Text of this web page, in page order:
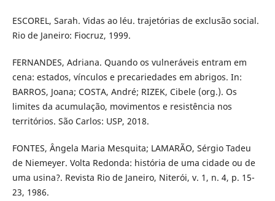
ESCOREL, Sarah. Vidas ao léu. trajetórias de exclusão social.
Rio de Janeiro: Fiocruz, 1999.
FERNANDES, Adriana. Quando os vulneráveis entram em
cena: estados, vínculos e precariedades em abrigos. In:
BARROS, Joana; COSTA, André; RIZEK, Cibele (org.). Os
limites da acumulação, movimentos e resistência nos
territórios. São Carlos: USP, 2018.
FONTES, Ângela Maria Mesquita; LAMARÃO, Sérgio Tadeu
de Niemeyer. Volta Redonda: história de uma cidade ou de
uma usina?. Revista Rio de Janeiro, Niterói, v. 1, n. 4, p. 15-
23, 1986.